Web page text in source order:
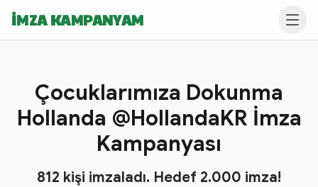
İMZA KAMPANYAM
Çocuklarımıza Dokunma
Hollanda @HollandaKR İmza
Kampanyası
812 kişi imzaladı. Hedef 2.000 imza!